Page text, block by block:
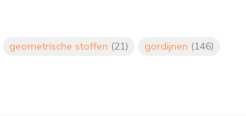
geometrische stoffen (21) gordijnen (146)